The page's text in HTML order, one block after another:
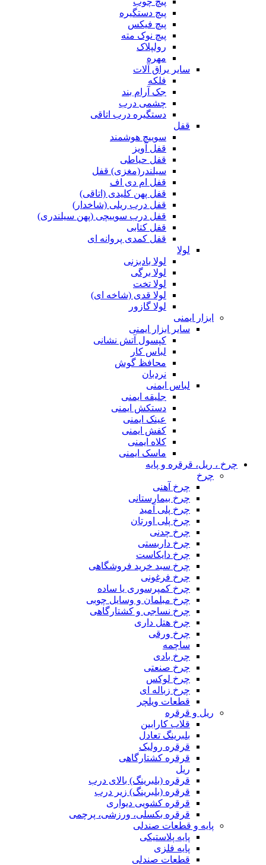
پیچ دستگیره
پیچ فیکس
پیچ نوک مته
رولپلاک
مهره
سایر یراق آلات
فلکه
جک آرام بند
چشمی درب
دستگیره درب اتاقی
قفل
سوییچ هوشمند
قفل آویز
قفل حیاطی
سیلندر(مغزی) قفل
قفل ام دی اف
قفل پهن کلیدی (اتاقی)
قفل درب ریلی (شاخدار)
قفل درب سوییچی (پهن سیلندری)
قفل کتابی
قفل کمدی پروانه ای
لولا
لولا بادبزنی
لولا برگی
لولا تخت
لولا قدی (شاخه ای)
لولا گازور
ابزار ایمنی
سایر ابزار ایمنی
کپسول آتش نشانی
لباس کار
محافظ گوش
نردبان
لباس ایمنی
جلیقه ایمنی
دستکش ایمنی
عینک ایمنی
کفش ایمنی
کلاه ایمنی
ماسک ایمنی
چرخ ، ریل، قرقره و پایه
چرخ
چرخ آهنی
چرخ بیمارستانی
چرخ پلی آمید
چرخ پلی اورتان
چرخ چدنی
چرخ داربستی
چرخ دایکاست
چرخ سبد خرید فروشگاهی
چرخ فرغونی
چرخ کمپرسوری یا ساده
چرخ مبلمان و وسایل چوبی
چرخ نساجی و کشتارگاهی
چرخ هتل داری
چرخ ورقی
ساچمه
چرخ بادی
چرخ صنعتی
چرخ لوکس
چرخ زباله ای
قطعات ویلچر
ریل و قرقره
قلاب کارابین
بلبرینگ تعادل
قرقره رولیک
قرقره کشتارگاهی
ریل
قرقره (بلبرینگ) بالای درب
قرقره (بلبرینگ) زیر درب
قرقره کشویی دیواری
قرقره بکسلی، ورزشی، پرچمی
پایه و قطعات صندلی
پایه پلاستیکی
پایه فلزی
قطعات صندلی